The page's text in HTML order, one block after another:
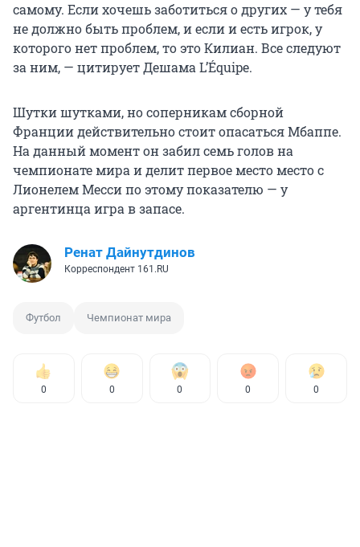
самому. Если хочешь заботиться о других — у тебя
не должно быть проблем, и если и есть игрок, у
которого нет проблем, то это Килиан. Все следуют
за ним, — цитирует Дешама L’Équipe.
Шутки шутками, но соперникам сборной
Франции действительно стоит опасаться Мбаппе.
На данный момент он забил семь голов на
чемпионате мира и делит первое место место с
Лионелем Месси по этому показателю — у
аргентинца игра в запасе.
Ренат Дайнутдинов
Корреспондент 161.RU
Футбол Чемпионат мира
0 0 0 0 0